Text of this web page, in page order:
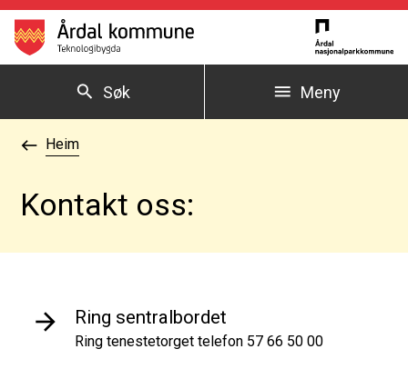
Årdal kommune
Søk Meny
Du er her:
Heim
Kontakt oss:
Ring sentralbordet
Ring tenestetorget telefon 57 66 50 00